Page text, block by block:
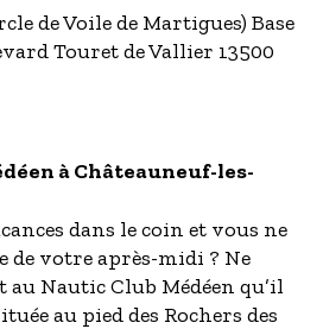
de Voile de Martigues) Base
Touret de Vallier 13500
à Châteauneuf-les-
dans le coin et vous ne
de votre après-midi ? Ne
au Nautic Club Médéen qu’il
au pied des Rochers des